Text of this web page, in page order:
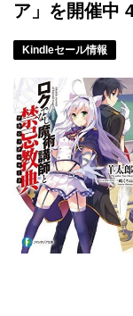
ア」を開催中
Kindleセール情報